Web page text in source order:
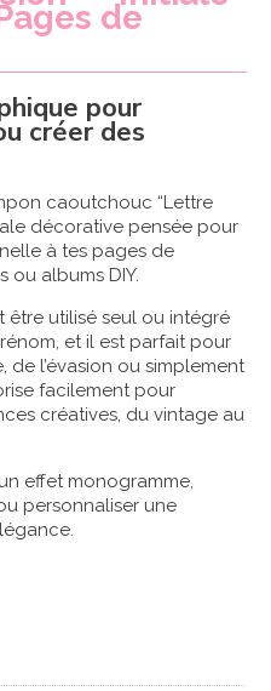
de
pour
créer des
caoutchouc “Lettre
décorative pensée pour
à tes pages de
ou albums DIY.
utilisé seul ou intégré
et il est parfait pour
l’évasion ou simplement
facilement pour
créatives, du vintage au
effet monogramme,
personnaliser une